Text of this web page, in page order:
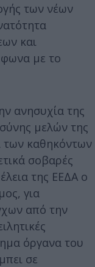
των νέων
και
με το
ανησυχία της
μελών της
των καθηκόντων
σοβαρές
της ΕΕΔΑ ο
για
από την
όργανα του
σε